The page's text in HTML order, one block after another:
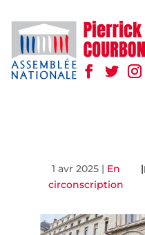
1 avr 2025| En
circonscription
|